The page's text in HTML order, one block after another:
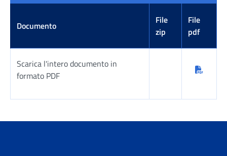
Documento
File
zip
File
pdf
Scarica l'intero documento in
formato PDF